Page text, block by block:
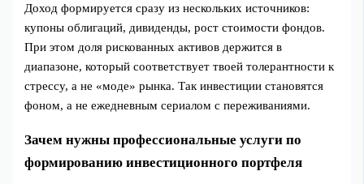
Доход формируется сразу из нескольких источников:
купоны облигаций, дивиденды, рост стоимости фондов.
При этом доля рискованных активов держится в
диапазоне, который соответствует твоей толерантности к
стрессу, а не «моде» рынка. Так инвестиции становятся
фоном, а не ежедневным сериалом с переживаниями.
Зачем нужны профессиональные услуги по
формированию инвестиционного портфеля